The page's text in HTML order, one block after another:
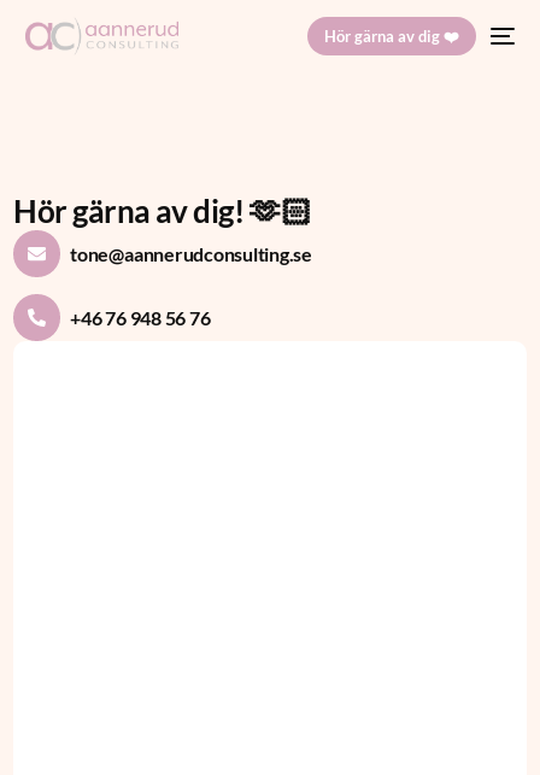
Hör gärna av dig ❤️
Hör gärna av dig! 🫶🏻
tone@aannerudconsulting.se
+46 76 948 56 76